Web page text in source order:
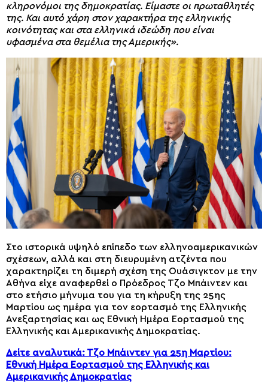
κληρονόμοι της δημοκρατίας. Είμαστε οι πρωταθλητές
της. Και αυτό χάρη στον χαρακτήρα της ελληνικής
κοινότητας και στα ελληνικά ιδεώδη που είναι
υφασμένα στα θεμέλια της Αμερικής».
Στο ιστορικά υψηλό επίπεδο των ελληνοαμερικανικών
σχέσεων, αλλά και στη διευρυμένη ατζέντα που
χαρακτηρίζει τη διμερή σχέση της Ουάσιγκτον με την
Αθήνα είχε αναφερθεί ο Πρόεδρος Τζο Μπάιντεν και
στο ετήσιο μήνυμα του για τη κήρυξη της 25ης
Μαρτίου ως ημέρα για τον εορτασμό της Ελληνικής
Ανεξαρτησίας και ως Εθνική Ημέρα Εορτασμού της
Ελληνικής και Αμερικανικής Δημοκρατίας.
Δείτε αναλυτικά: Τζο Μπάιντεν για 25η Μαρτίου:
Εθνική Ημέρα Εορτασμού της Ελληνικής και
Αμερικανικής Δημοκρατίας